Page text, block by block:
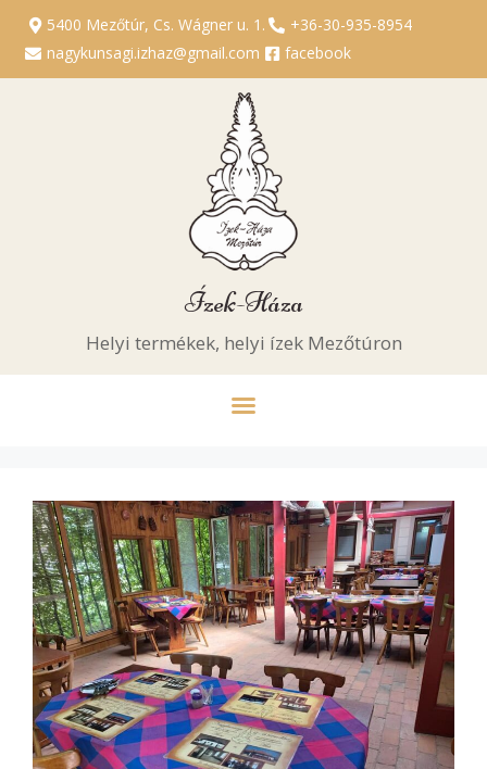
5400 Mezőtúr, Cs. Wágner u. 1.
+36-30-935-8954
nagykunsagi.izhaz@gmail.com
facebook
Ízek-Háza
Helyi termékek, helyi ízek Mezőtúron